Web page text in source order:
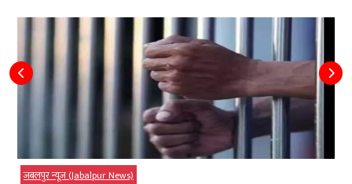
जबलपुर न्यूज़ (Jabalpur News)